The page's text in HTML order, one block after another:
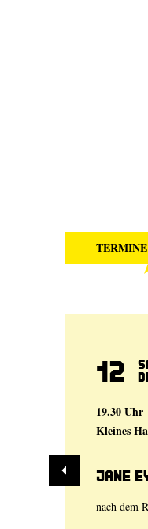
TERMINE
12
19.30 Uhr
Kleines
Jane
nach dem